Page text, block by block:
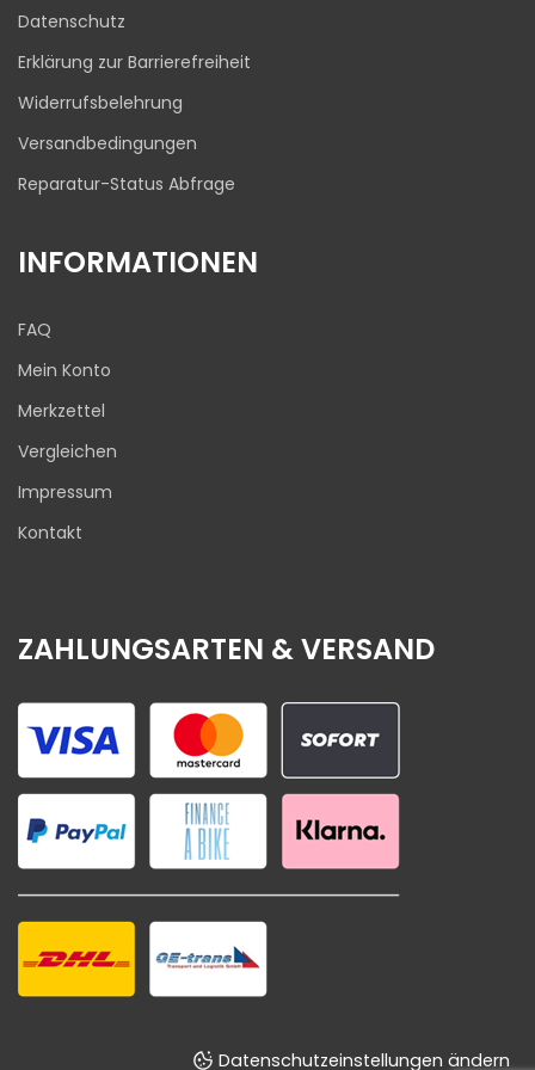
Datenschutz
Erklärung zur Barrierefreiheit
Widerrufsbelehrung
Versandbedingungen
Reparatur-Status Abfrage
INFORMATIONEN
FAQ
Mein Konto
Merkzettel
Vergleichen
Impressum
Kontakt
ZAHLUNGSARTEN & VERSAND
Datenschutzeinstellungen ändern